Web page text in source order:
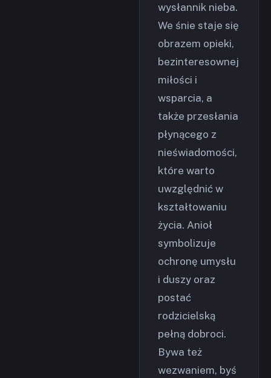
wysłannik nieba.
We śnie staje się
obrazem opieki,
bezinteresownej
miłości i
wsparcia, a
także przesłania
płynącego z
nieświadomości,
które warto
uwzględnić w
kształtowaniu
życia. Anioł
symbolizuje
ochronę umysłu
i duszy oraz
postać
rodzicielską
pełną dobroci.
Bywa też
wezwaniem, byś